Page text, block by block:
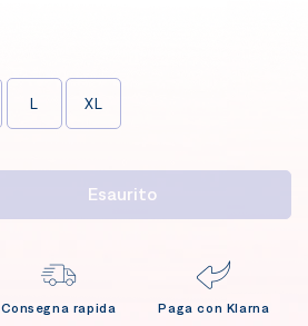
L XL
Esaurito
Consegna rapida Paga con Klarna